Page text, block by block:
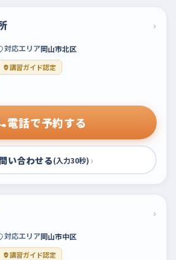
›
対応エリア岡山市北区
講習ガイド認定
電話で予約する
問い合わせる(入力30秒) ›
›
対応エリア岡山市中区
講習ガイド認定